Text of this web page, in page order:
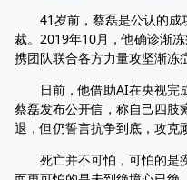
41岁前，蔡磊是公认的成
裁。2019年10月，他确诊渐
携团队联合各方力量攻坚渐冻
日前，他借助AI在央视完成
蔡磊发布公开信，称自己四肢
退，但仍誓言抗争到底，攻克
死亡并不可怕，可怕的是